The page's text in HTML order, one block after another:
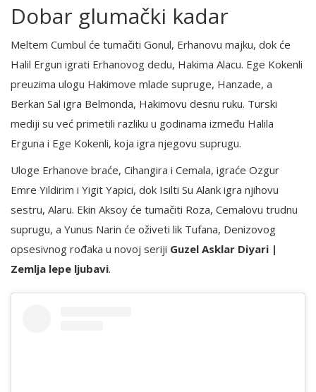
Dobar glumački kadar
Meltem Cumbul će tumačiti Gonul, Erhanovu majku, dok će
Halil Ergun igrati Erhanovog dedu, Hakima Alacu. Ege Kokenli
preuzima ulogu Hakimove mlade supruge, Hanzade, a
Berkan Sal igra Belmonda, Hakimovu desnu ruku. Turski
mediji su već primetili razliku u godinama između Halila
Erguna i Ege Kokenli, koja igra njegovu suprugu.
Uloge Erhanove braće, Cihangira i Cemala, igraće Ozgur
Emre Yildirim i Yigit Yapici, dok Isilti Su Alank igra njihovu
sestru, Alaru. Ekin Aksoy će tumačiti Roza, Cemalovu trudnu
suprugu, a Yunus Narin će oživeti lik Tufana, Denizovog
opsesivnog rođaka u novoj seriji Guzel Asklar Diyari |
Zemlja lepe ljubavi.